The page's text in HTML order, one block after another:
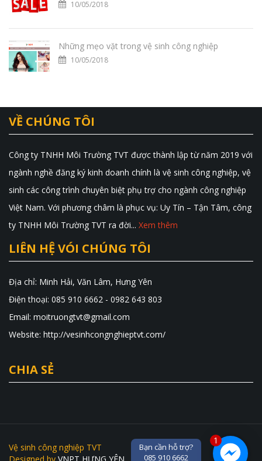
10/05/2018
Những mẹo vặt trong vệ sinh công nghiệp
10/05/2018
VỀ CHÚNG TÔI
Công ty TNHH Môi Trường TVT được thành lập từ năm 2019 với
ngành nghề đăng ký kinh doanh chính là vệ sinh công nghiệp, vệ
sinh các công trình chuyên biệt phụ trợ cho ngành công nghiệp
Việt Nam. Với phương châm là phục vụ: Uy Tín – Tận Tâm, công
ty TNHH Môi Trường TVT ra đời... Xem thêm
LIÊN HỆ VÓI CHÚNG TÔI
Địa chỉ: Minh Hải, Văn Lâm, Hưng Yên
Điện thoại: 085 910 6662 - 0982 643 803
Email: moitruongtvt@gmail.com
Website: http://vesinhcongnghieptvt.com/
CHIA SẺ
Vệ sinh công nghiệp TVT
Designed by VNPT HƯNG YÊN
1
Bạn cần hỗ trợ?
085 910 6662